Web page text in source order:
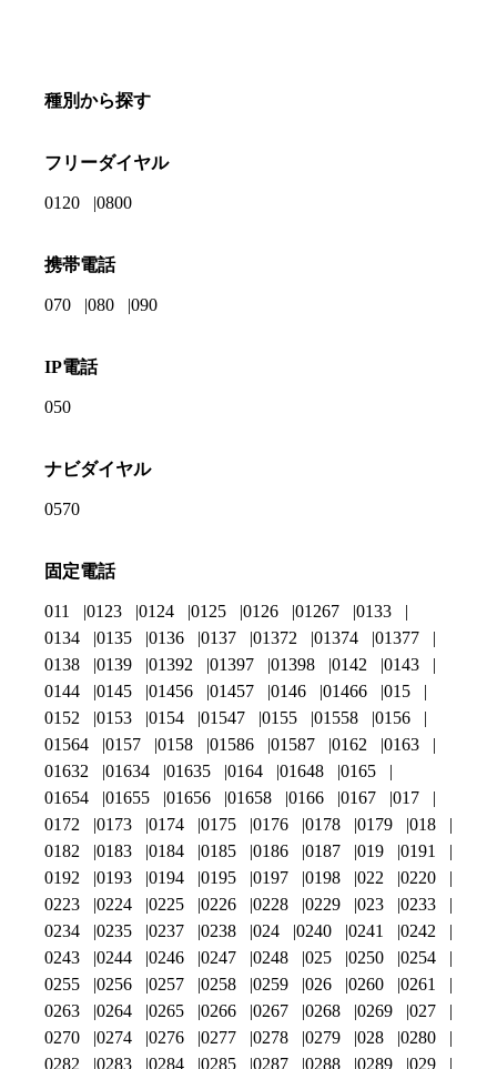
種別から探す
フリーダイヤル
0120 0800
携帯電話
070 080 090
IP電話
050
ナビダイヤル
0570
固定電話
011 0123 0124 0125 0126 01267
0133
0134
0135 0136 0137 01372 01374
01377
0138
0139 01392 01397 01398 0142
0143
0144
0145 01456 01457 0146 01466
015
0152
0153 0154 01547 0155 01558
0156
01564
0157 0158 01586 01587 0162
0163
01632
01634 01635 0164 01648
0165
01654
01655 01656 01658 0166 0167
017
0172
0173 0174 0175 0176 0178 0179
018
0182
0183 0184 0185 0186 0187 019
0191
0192
0193 0194 0195 0197 0198 022
0220
0223
0224 0225 0226 0228 0229 023
0233
0234
0235 0237 0238 024 0240 0241
0242
0243
0244 0246 0247 0248 025 0250
0254
0255
0256 0257 0258 0259 026 0260
0261
0263
0264 0265 0266 0267 0268 0269
027
0270
0274 0276 0277 0278 0279 028
0280
0282
0283 0284 0285 0287 0288 0289 029